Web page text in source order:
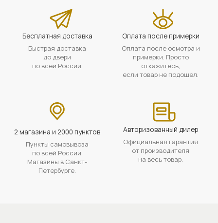
Бесплатная доставка
Быстрая доставка
до двери
по всей России.
Оплата после примерки
Оплата после осмотра и
примерки. Просто
откажитесь,
если товар не подошел.
2 магазина и 2000 пунктов
Пункты самовывоза
по всей России.
Магазины в Санкт-
Петербурге.
Авторизованный дилер
Официальная гарантия
от производителя
на весь товар.